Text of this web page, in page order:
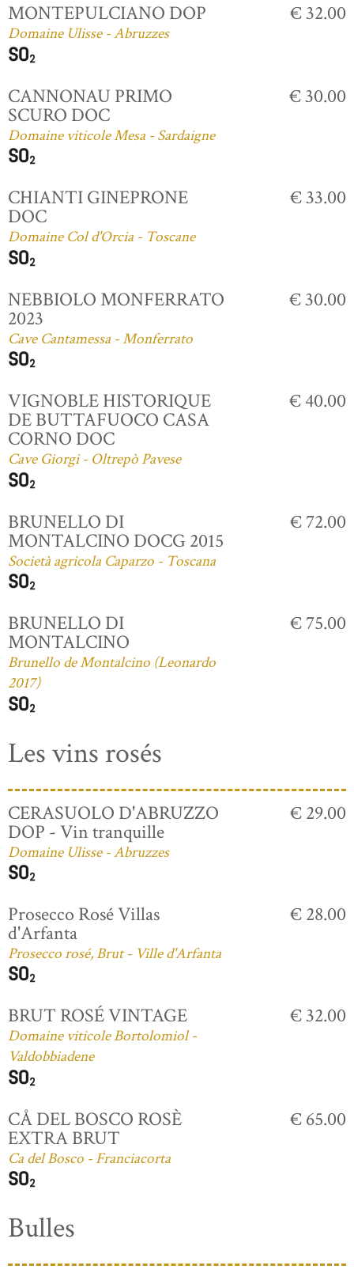
MONTEPULCIANO DOP
Domaine Ulisse - Abruzzes
€ 32.00
CANNONAU PRIMO
SCURO DOC
Domaine viticole Mesa - Sardaigne
€ 30.00
CHIANTI GINEPRONE
DOC
Domaine Col d'Orcia - Toscane
€ 33.00
NEBBIOLO MONFERRATO
2023
Cave Cantamessa - Monferrato
€ 30.00
VIGNOBLE HISTORIQUE
DE BUTTAFUOCO CASA
CORNO DOC
Cave Giorgi - Oltrepò Pavese
€ 40.00
BRUNELLO DI
MONTALCINO DOCG 2015
Società agricola Caparzo - Toscana
€ 72.00
BRUNELLO DI
MONTALCINO
Brunello de Montalcino (Leonardo
2017)
€ 75.00
Les vins rosés
CERASUOLO D'ABRUZZO
DOP - Vin tranquille
Domaine Ulisse - Abruzzes
€ 29.00
Prosecco Rosé Villas
d'Arfanta
Prosecco rosé, Brut - Ville d'Arfanta
€ 28.00
BRUT ROSÉ VINTAGE
Domaine viticole Bortolomiol -
Valdobbiadene
€ 32.00
CÅ DEL BOSCO ROSÈ
EXTRA BRUT
Ca del Bosco - Franciacorta
€ 65.00
Bulles